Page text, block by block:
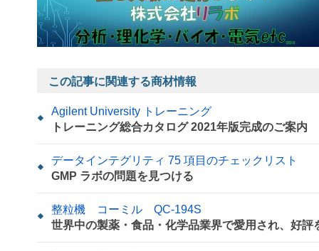
この記事に関連する商材情報
Agilent University トレーニング
トレーニング総合カタログ 2021年版完成のご案内
データインテグリティ 75 項目のチェックリスト
GMP ラボの問題を見つける
整粒機 コーミル QC-194S
世界中の製薬・食品・化学品業界で愛用され、好評